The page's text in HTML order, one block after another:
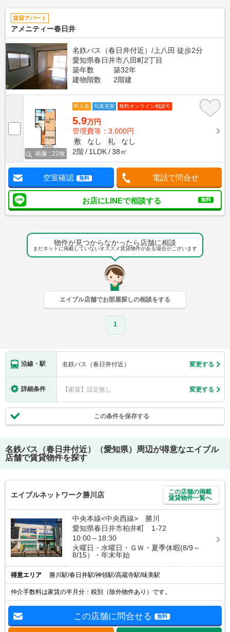
賃貸アパート
アメニティー春日井
名鉄バス（春日井付近）/上八田 徒歩2分
愛知県春日井市八田町2丁目
築年数
築32年
建物階数
2階建
画像 : 22枚
即入居 写真充実 無料オンライン相談可
5.9万円
管理費等：3,000円
敷
なし 礼
なし
2階
1LDK 38㎡
空室確認 無料 電話で問合せ
お店にLINEで相談する 無料
物件が見つからなかったら店舗に相談
まだネットに掲載していないオススメ賃貸物件がある場合がございます
エイブル店舗でお部屋探しの相談をする
1
沿線・駅 名鉄バス（春日井付近） 変更する
詳細条件 【家賃】設定無し 変更する
この条件を保存する
名鉄バス（春日井付近）（愛知県）
周辺が得意なエイブル
店舗で賃貸物件を探す
エイブルネットワーク勝川店
この店舗の掲載
賃貸物件一覧へ
中央本線<中央西線> 勝川
愛知県春日井市柏井町 1-72
10:00～18:30
火曜日・水曜日・ＧＷ・夏季休暇(8/9～
8/15）・年末年始
得意エリア 勝川駅/春日井駅/神領駅/高蔵寺駅/味美駅
仲介手数料は家賃の半月分：税別（除外物件あり）です。
この店舗に問合せる 無料